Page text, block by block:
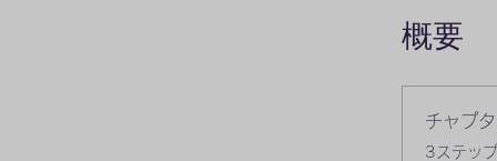
概要
チャプ
.
3ステップ